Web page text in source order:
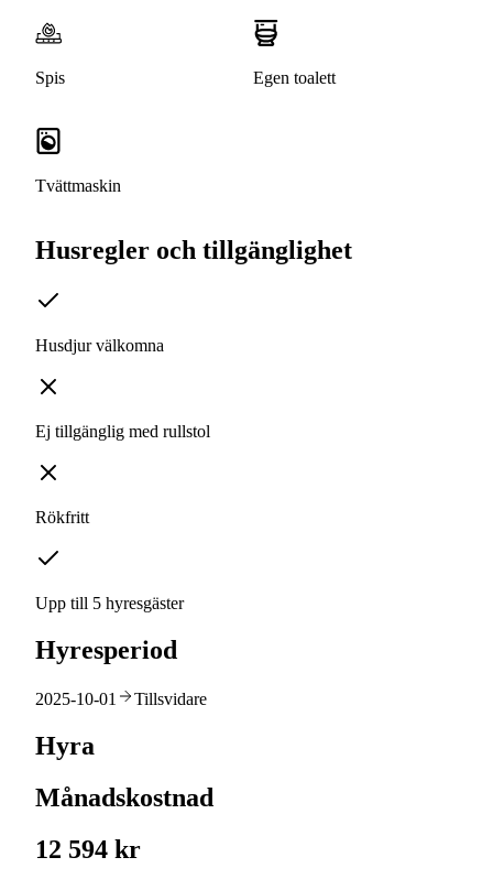
Spis Egen toalett
Tvättmaskin
Husregler och tillgänglighet
Husdjur välkomna
Ej tillgänglig med rullstol
Rökfritt
Upp till 5 hyresgäster
Hyresperiod
2025-10-01 Tillsvidare
Hyra
Månadskostnad
12 594 kr